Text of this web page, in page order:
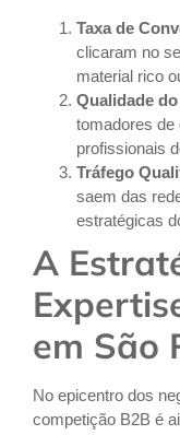
Taxa de
clicaram no
material rico
Qualidade
tomadores de
profissionais
Tráfego
saem das
estratégicas
A
em São
No epicentro dos
competição B2B é